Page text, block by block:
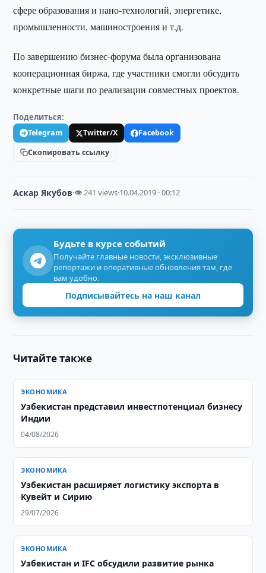
сфере образования и нано-технологий, энергетике,
промышленности, машиностроения и т.д.
По завершению бизнес-форума была организована
кооперационная биржа, где участники смогли обсудить
конкретные шаги по реализации совместных проектов.
Поделиться:
Telegram Twitter/X
Facebook
Скопировать ссылку
Аскар Якубов·👁 241 views·10.04.2019 · 00:12
Будьте в курсе событий
Получайте главные новости, эксклюзивные
репортажи и оперативные обновления там, где
вам удобно.
Подписывайтесь на наш канал
Читайте также
ЭКОНОМИКА
Узбекистан представил инвестпотенциал бизнесу
Индии
04/08/2026
ЭКОНОМИКА
Узбекистан расширяет логистику экспорта в
Кувейт и Сирию
29/07/2026
ЭКОНОМИКА
Узбекистан и IFC обсудили развитие рынка